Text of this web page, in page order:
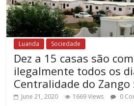
Luanda Sociedade
Dez a 15 casas são
ilegalmente todos os
Centralidade do Zango
June 21, 2020 1669 Views 0